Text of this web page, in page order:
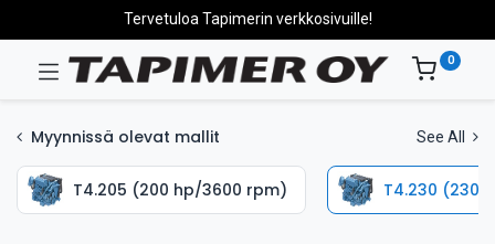
Tervetuloa Tapimerin verkkosivuille!
0
Myynnissä olevat mallit See All
T4.205 (200 hp/3600 rpm) T4.230 (230